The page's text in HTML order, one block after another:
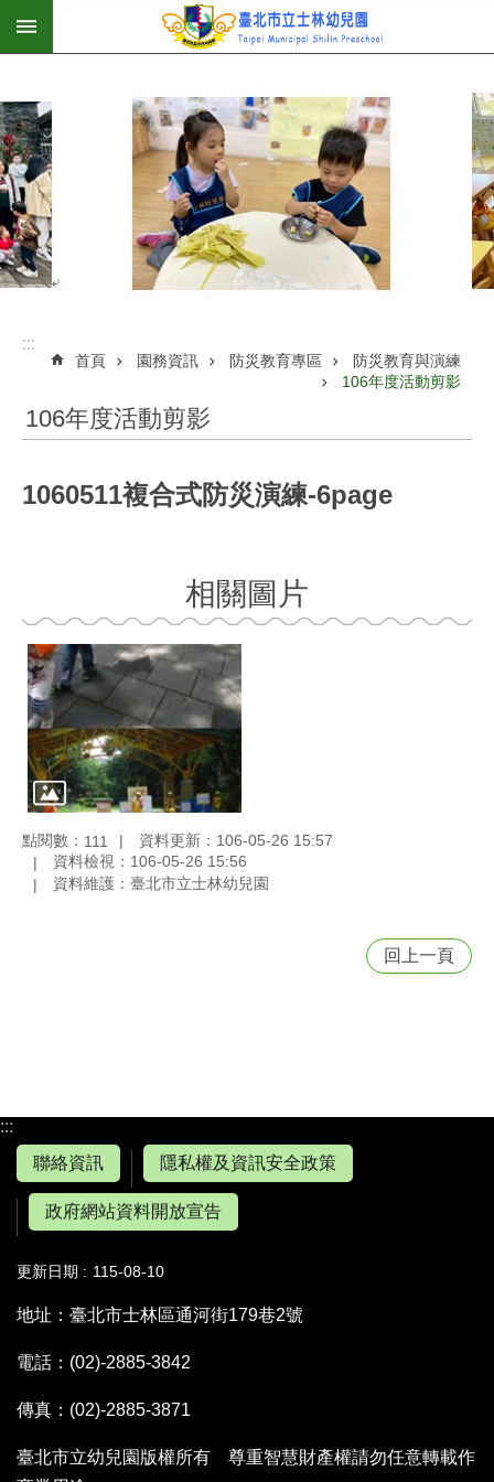
跳到主要內容區塊
:::
首頁 園務資訊 防災教育專區
防災教育與演練
106年度活動剪影
106年度活動剪影
1060511複合式防災演練-6page
相關圖片
點閱數： 111
資料更新：106-05-26 15:57
資料檢視：106-05-26 15:56
資料維護：臺北市立士林幼兒園
回上一頁
:::
聯絡資訊
隱私權及資訊安全政策
政府網站資料開放宣告
更新日期 115-08-10
地址：臺北市士林區通河街179巷2號
電話：(02)-2885-3842
傳真：(02)-2885-3871
臺北市立幼兒園版權所有 尊重智慧財產權請勿任意轉載作